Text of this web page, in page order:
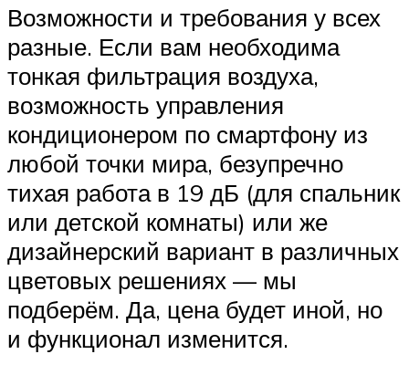
Возможности и требования у всех
разные. Если вам необходима
тонкая фильтрация воздуха,
возможность управления
кондиционером по смартфону из
любой точки мира, безупречно
тихая работа в 19 дБ (для спальник
или детской комнаты) или же
дизайнерский вариант в различных
цветовых решениях — мы
подберём. Да, цена будет иной, но
и функционал изменится.